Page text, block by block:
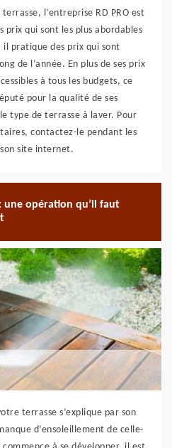
l’entreprise RD PRO est
prix qui sont les plus abordables
pratique des prix qui sont
de l’année. En plus de ses prix
à tous les budgets, ce
pour la qualité de ses
type de terrasse à laver. Pour
contactez-le pendant les
site internet.
une opération qu’il faut
terrasse s’explique par son
d’ensoleillement de celle-